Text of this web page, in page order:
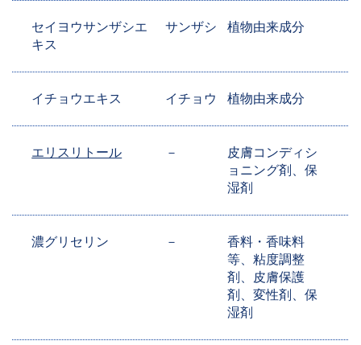
セイヨウサンザシエ
キス
サンザシ 植物由来成分
イチョウエキス イチョウ 植物由来成分
エリスリトール －
皮膚コンディシ
ョニング剤、保
湿剤
濃グリセリン －
香料・香味料
等、粘度調整
剤、皮膚保護
剤、変性剤、保
湿剤